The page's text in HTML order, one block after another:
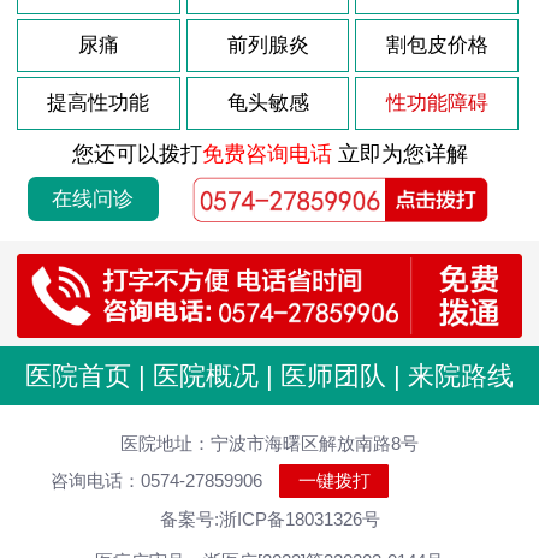
尿痛 前列腺炎 割包皮价格
提高性功能 龟头敏感 性功能障碍
您还可以拨打免费咨询电话立即为您详解
在线问诊
医院首页 | 医院概况 | 医师团队 | 来院路线
医院地址：宁波市海曙区解放南路8号
咨询电话：0574-27859906
一键拨打
备案号:浙ICP备18031326号